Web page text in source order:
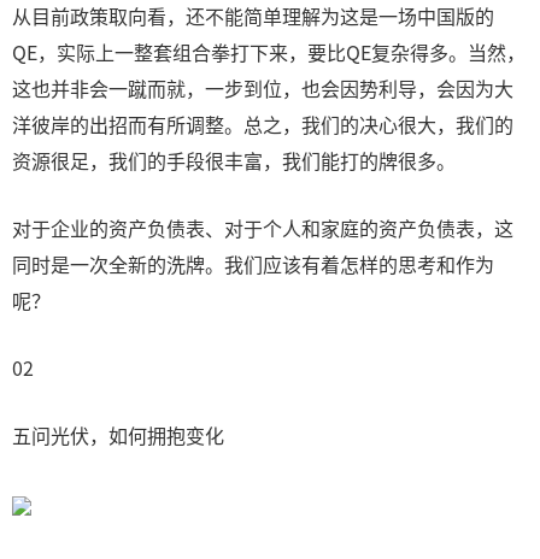
从目前政策取向看，还不能简单理解为这是一场中国版的
QE，实际上一整套组合拳打下来，要比QE复杂得多。当然，
这也并非会一蹴而就，一步到位，也会因势利导，会因为大
洋彼岸的出招而有所调整。总之，我们的决心很大，我们的
资源很足，我们的手段很丰富，我们能打的牌很多。
对于企业的资产负债表、对于个人和家庭的资产负债表，这
同时是一次全新的洗牌。我们应该有着怎样的思考和作为
呢？
02
五问光伏，如何拥抱变化